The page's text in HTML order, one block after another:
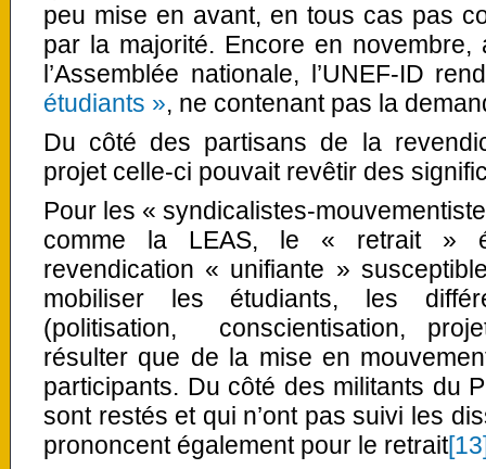
peu mise en avant, en tous cas pas
par la majorité. Encore en novembre,
l’Assemblée nationale, l’UNEF-ID
étudiants », ne contenant pas la
Du côté des partisans de la
projet celle-ci pouvait revêtir des
Pour les « syndicalistes-
comme la LEAS, le « retrait »
revendication « unifiante »
mobiliser les étudiants, les
(politisation, conscientisation,
résulter que de la mise en
participants. Du côté des militants du
sont restés et qui n’ont pas suivi les
prononcent également pour le retrait